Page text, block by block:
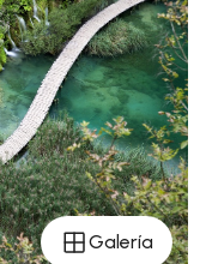
Galería